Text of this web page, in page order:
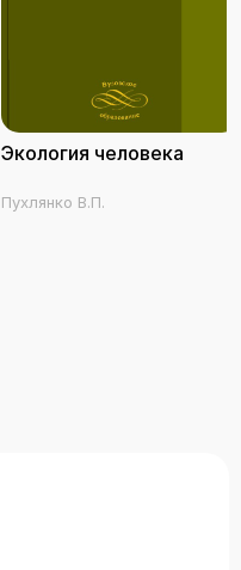
Экология человека
Пухлянко В.П.